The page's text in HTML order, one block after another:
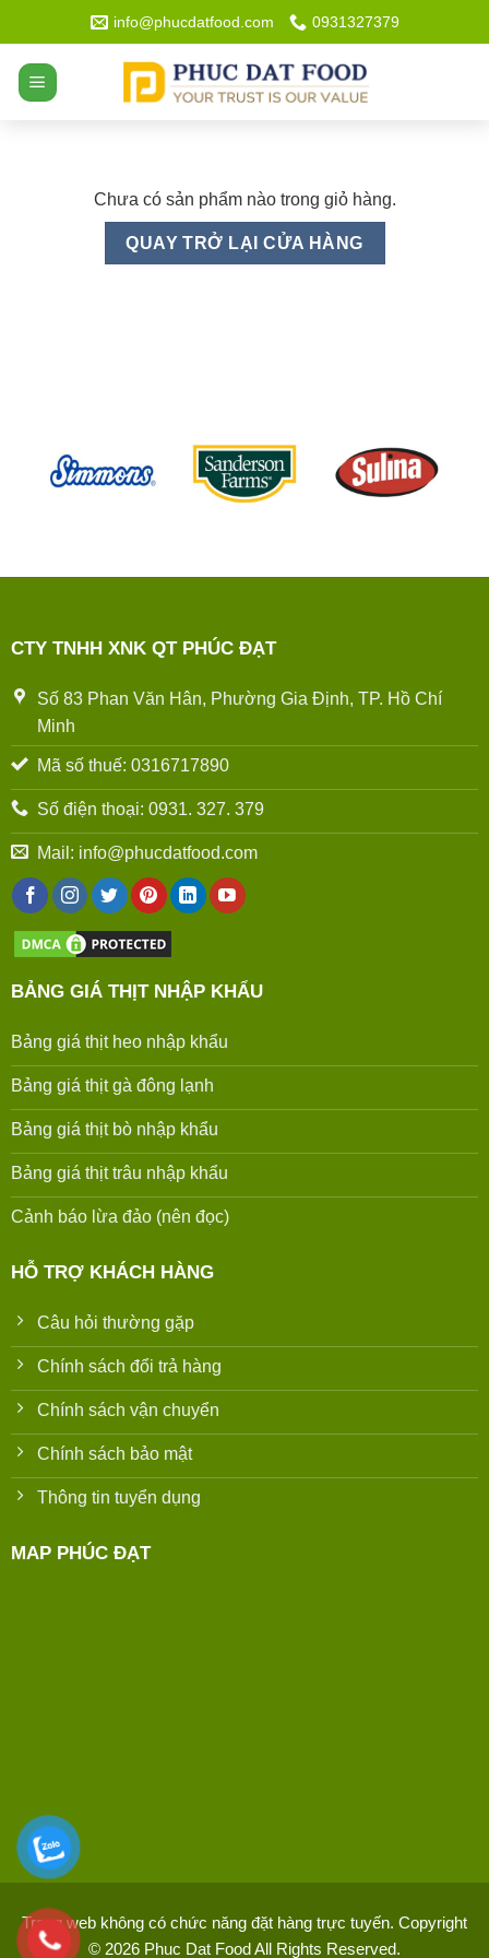
qua
nội
dung
info@phucdatfood.com 0931327379
Chưa có sản phẩm nào trong giỏ hàng.
QUAY TRỞ LẠI CỬA HÀNG
CTY TNHH XNK QT PHÚC ĐẠT
Số 83 Phan Văn Hân, Phường Gia Định, TP. Hồ Chí
Minh
Mã số thuế: 0316717890
Số điện thoại: 0931. 327. 379
Mail: info@phucdatfood.com
BẢNG GIÁ THỊT NHẬP KHẨU
Bảng giá thịt heo nhập khẩu
Bảng giá thịt gà đông lạnh
Bảng giá thịt bò nhập khẩu
Bảng giá thịt trâu nhập khẩu
Cảnh báo lừa đảo (nên đọc)
HỖ TRỢ KHÁCH HÀNG
Câu hỏi thường gặp
Chính sách đổi trả hàng
Chính sách vận chuyển
Chính sách bảo mật
Thông tin tuyển dụng
MAP PHÚC ĐẠT
Trang web không có chức năng đặt hàng trực tuyến. Copyright
© 2026 Phuc Dat FoodAll Rights Reserved.